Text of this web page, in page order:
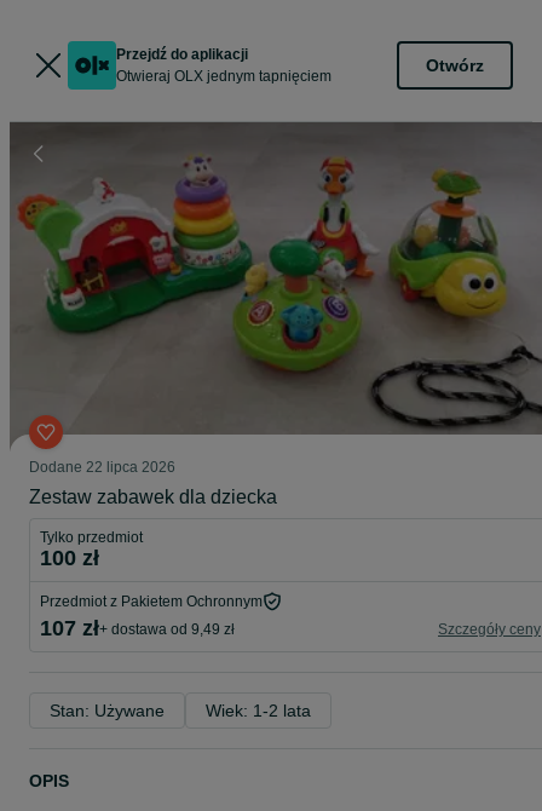
Przejdź do aplikacji
Otwieraj OLX jednym tapnięciem
Otwórz
Dodane 22 lipca 2026
Zestaw zabawek dla dziecka
Tylko przedmiot
100 zł
Przedmiot z Pakietem Ochronnym
107 zł+ dostawa od 9,49 zł Szczegóły ceny
Stan: Używane Wiek: 1-2 lata
OPIS